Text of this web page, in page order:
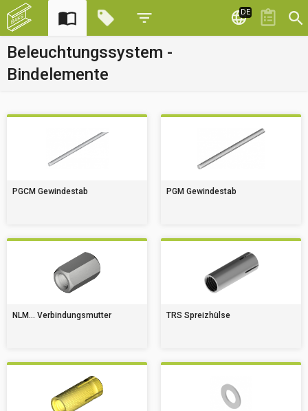
DE
Beleuchtungssystem -
Bindelemente
PGCM Gewindestab PGM Gewindestab
NLM... Verbindungsmutter TRS Spreizhülse